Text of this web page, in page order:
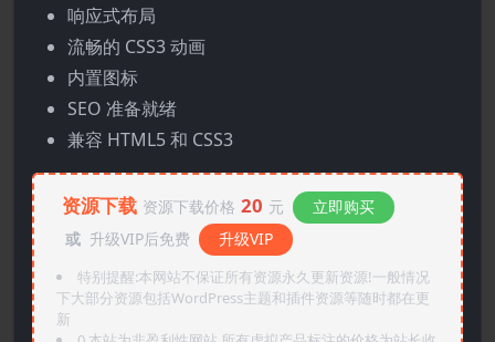
响应式布局
流畅的 CSS3 动画
内置图标
SEO 准备就绪
兼容 HTML5 和 CSS3
资源下载 资源下载价格 20 元
立即购买
或 升级VIP后免费 升级VIP
特别提醒:本网站不保证所有资源永久更新资源!一般情况
下大部分资源包括WordPress主题和插件资源等随时都在更
新